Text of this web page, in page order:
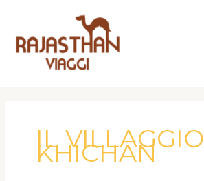
content
IL VILLAGGIO
KHICHAN